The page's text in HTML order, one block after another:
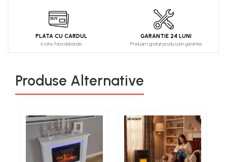
PLATA CU CARDUL
6 rate fara dobanda
GARANTIE 24 LUNI
Preluam gratuit produsul in garantie
Produse Alternative